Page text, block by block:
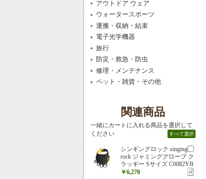
アウトドア ウェア
ウォータースポーツ
運搬・収納・結束
電子光学機器
旅行
防災・救急・防虫
修理・メンテナンス
ペット・雑貨・その他
関連商品
一緒にカートに入れる商品を選択して
ください
すべて選択
シンギングロック singing
rock ジャミンググローブ ク
ラッギー Sサイズ C0082YB
￥6,270